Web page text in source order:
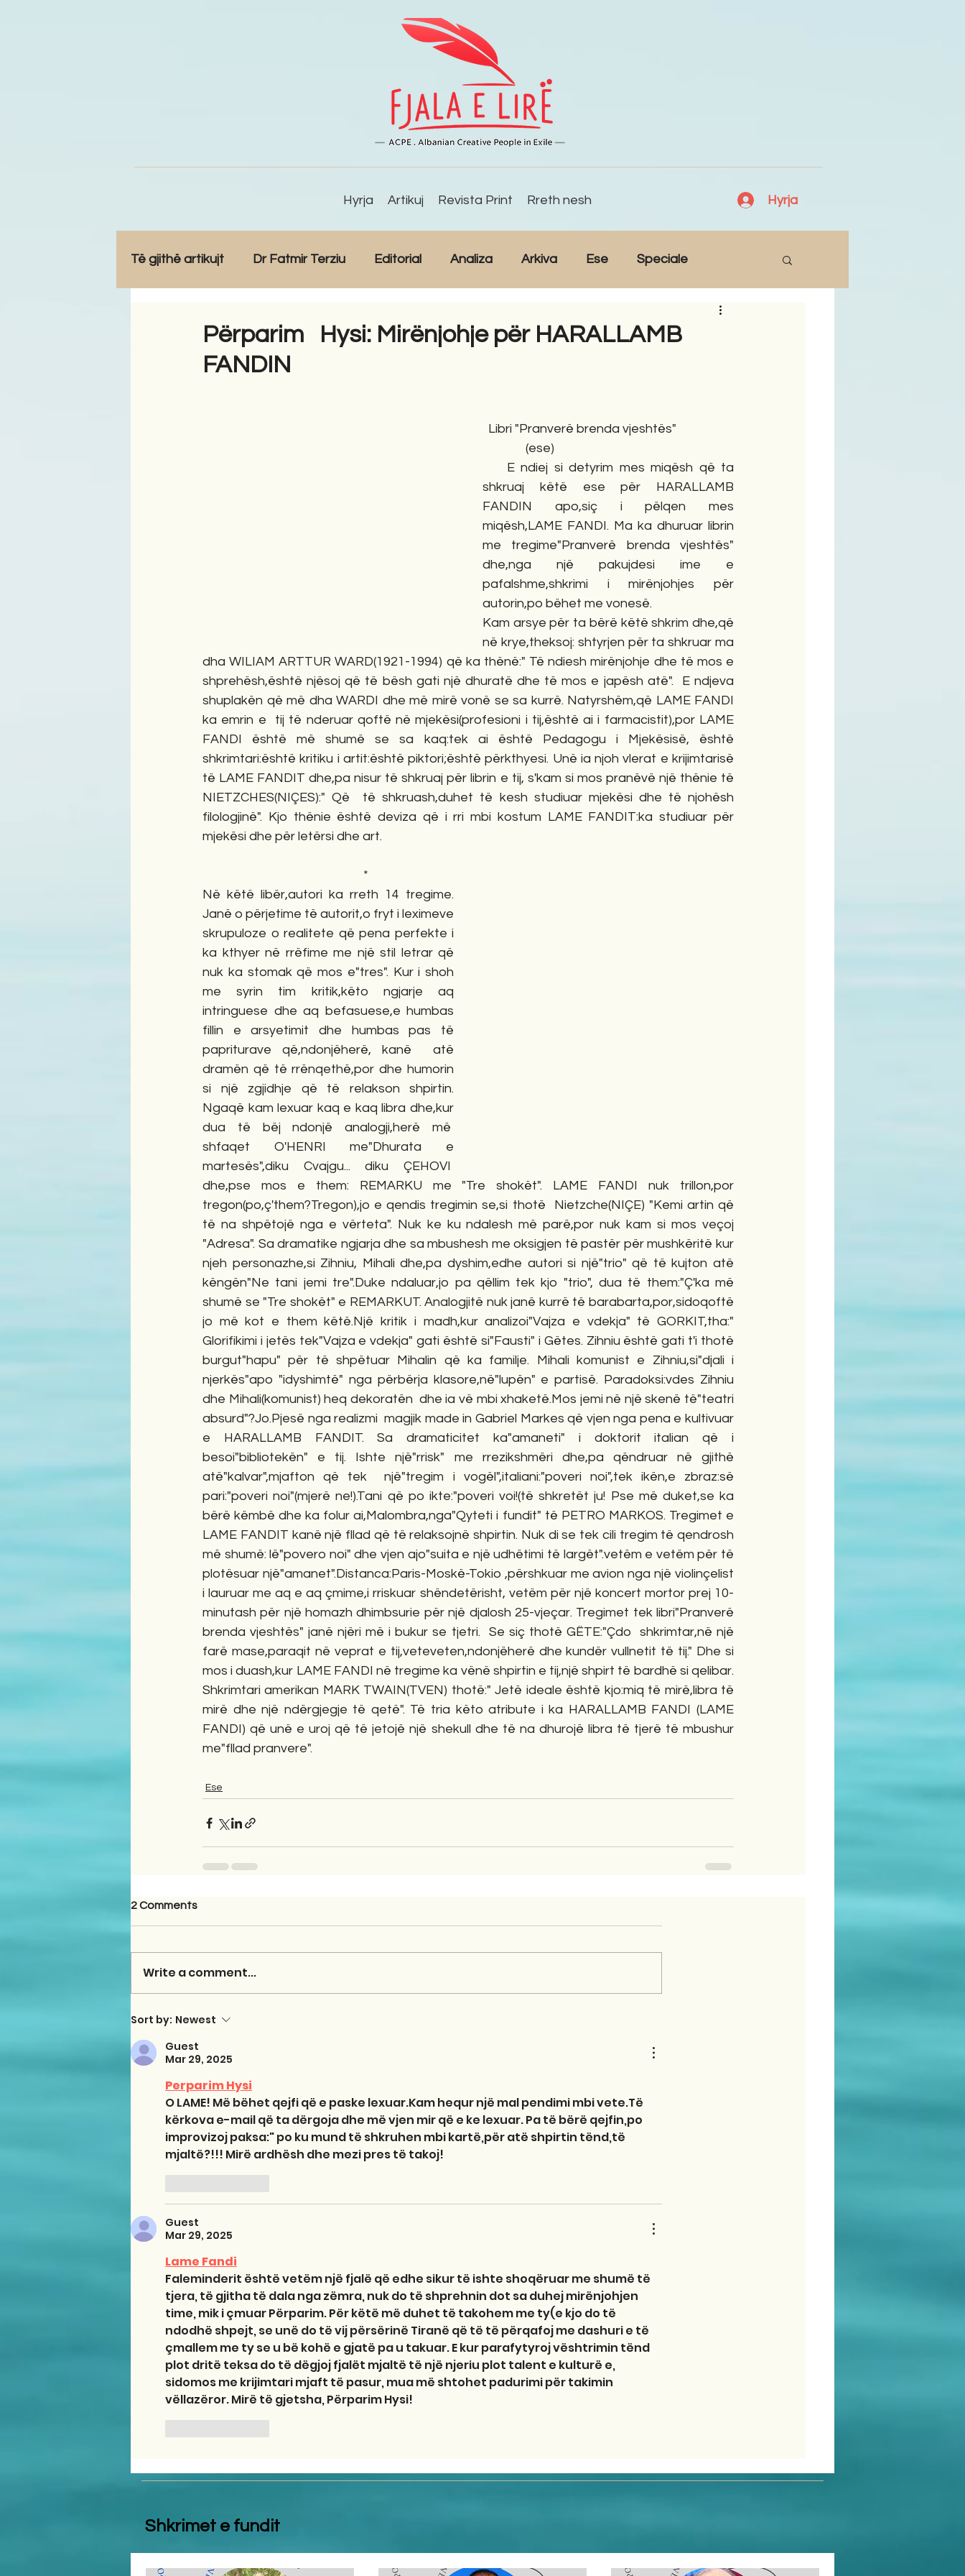
Hyrja Artikuj Revista Print Rreth nesh Hyrja
Të gjithë artikujt Dr Fatmir Terziu Editorial Analiza Arkiva Ese Speciale
Antologji Poezi
Përparim Hysi: Mirënjohje për HARALLAMB
FANDIN
Libri "Pranverë brenda vjeshtës"
(ese)
E ndiej si detyrim mes miqësh që ta
shkruaj këtë ese për HARALLAMB
FANDIN apo,siç i pëlqen mes
miqësh,LAME FANDI. Ma ka dhuruar librin
me tregime"Pranverë brenda vjeshtës"
dhe,nga një pakujdesi ime e
pafalshme,shkrimi i mirënjohjes për
autorin,po bëhet me vonesë.
Kam arsye për ta bërë këtë shkrim dhe,që
në krye,theksoj: shtyrjen për ta shkruar ma
dha WILIAM ARTTUR WARD(1921-1994) që ka thënë:" Të ndiesh mirënjohje dhe të mos e
shprehësh,është njësoj që të bësh gati një dhuratë dhe të mos e japësh atë".  E ndjeva
shuplakën që më dha WARDI dhe më mirë vonë se sa kurrë. Natyrshëm,që LAME FANDI
ka emrin e  tij të nderuar qoftë në mjekësi(profesioni i tij,është ai i farmacistit),por LAME
FANDI është më shumë se sa kaq:tek ai është Pedagogu i Mjekësisë, është
shkrimtari:është kritiku i artit:është piktori;është përkthyesi. Unë ia njoh vlerat e krijimtarisë
të LAME FANDIT dhe,pa nisur të shkruaj për librin e tij, s'kam si mos pranëvë një thënie të
NIETZCHES(NIÇES):" Që  të shkruash,duhet të kesh studiuar mjekësi dhe të njohësh
filologjinë". Kjo thënie është deviza që i rri mbi kostum LAME FANDIT:ka studiuar për
mjekësi dhe për letërsi dhe art.
*
Në këtë libër,autori ka rreth 14 tregime.
Janë o përjetime të autorit,o fryt i leximeve
skrupuloze o realitete që pena perfekte i
ka kthyer në rrëfime me një stil letrar që
nuk ka stomak që mos e"tres". Kur i shoh
me syrin tim kritik,këto ngjarje aq
intringuese dhe aq befasuese,e humbas
fillin e arsyetimit dhe humbas pas të
papriturave që,ndonjëherë, kanë  atë
dramën që të rrënqethë,por dhe humorin
si një zgjidhje që të relakson shpirtin.
Ngaqë kam lexuar kaq e kaq libra dhe,kur
dua të bëj ndonjë analogji,herë më
shfaqet O'HENRI me"Dhurata e
martesës",diku Cvajgu... diku ÇEHOVI
dhe,pse mos e them: REMARKU me "Tre shokët". LAME FANDI nuk trillon,por
tregon(po,ç'them?Tregon),jo e qendis tregimin se,si thotë  Nietzche(NIÇE) "Kemi artin që
të na shpëtojë nga e vërteta". Nuk ke ku ndalesh më parë,por nuk kam si mos veçoj
"Adresa". Sa dramatike ngjarja dhe sa mbushesh me oksigjen të pastër për mushkëritë kur
njeh personazhe,si Zihniu, Mihali dhe,pa dyshim,edhe autori si një"trio" që të kujton atë
këngën"Ne tani jemi tre".Duke ndaluar,jo pa qëllim tek kjo "trio", dua të them:"Ç'ka më
shumë se "Tre shokët" e REMARKUT. Analogjitë nuk janë kurrë të barabarta,por,sidoqoftë
jo më kot e them këtë.Një kritik i madh,kur analizoi"Vajza e vdekja" të GORKIT,tha:"
Glorifikimi i jetës tek"Vajza e vdekja" gati është si"Fausti" i Gëtes. Zihniu është gati t'i thotë
burgut"hapu" për të shpëtuar Mihalin që ka familje. Mihali komunist e Zihniu,si"djali i
njerkës"apo "idyshimtë" nga përbërja klasore,në"lupën" e partisë. Paradoksi:vdes Zihniu
dhe Mihali(komunist) heq dekoratën  dhe ia vë mbi xhaketë.Mos jemi në një skenë të"teatri
absurd"?Jo.Pjesë nga realizmi  magjik made in Gabriel Markes që vjen nga pena e kultivuar
e HARALLAMB FANDIT. Sa dramaticitet ka"amaneti" i doktorit italian që i
besoi"bibliotekën" e tij. Ishte një"rrisk" me rrezikshmëri dhe,pa qëndruar në gjithë
atë"kalvar",mjafton që tek  një"tregim i vogël",italiani:"poveri noi",tek ikën,e zbraz:së
pari:"poveri noi"(mjerë ne!).Tani që po ikte:"poveri voi!(të shkretët ju! Pse më duket,se ka
bërë këmbë dhe ka folur ai,Malombra,nga"Qyteti i fundit" të PETRO MARKOS. Tregimet e
LAME FANDIT kanë një fllad që të relaksojnë shpirtin. Nuk di se tek cili tregim të qendrosh
më shumë: lë"povero noi" dhe vjen ajo"suita e një udhëtimi të largët".vetëm e vetëm për të
plotësuar një"amanet".Distanca:Paris-Moskë-Tokio ,përshkuar me avion nga një violinçelist
i lauruar me aq e aq çmime,i rriskuar shëndetërisht, vetëm për një koncert mortor prej 10-
minutash për një homazh dhimbsurie për një djalosh 25-vjeçar. Tregimet tek libri"Pranverë
brenda vjeshtës" janë njëri më i bukur se tjetri.  Se siç thotë GËTE:"Çdo  shkrimtar,në një
farë mase,paraqit në veprat e tij,veteveten,ndonjëherë dhe kundër vullnetit të tij." Dhe si
mos i duash,kur LAME FANDI në tregime ka vënë shpirtin e tij,një shpirt të bardhë si qelibar.
Shkrimtari amerikan MARK TWAIN(TVEN) thotë:" Jetë ideale është kjo:miq të mirë,libra të
mirë dhe një ndërgjegje të qetë". Të tria këto atribute i ka HARALLAMB FANDI (LAME
FANDI) që unë e uroj që të jetojë një shekull dhe të na dhurojë libra të tjerë të mbushur
me"fllad pranvere".
Ese
2 Comments
Write a comment...
Sort by: Newest
Guest
Mar 29, 2025
Perparim Hysi
O LAME! Më bëhet qejfi që e paske lexuar.Kam hequr një mal pendimi mbi vete.Të
kërkova e-mail që ta dërgoja dhe më vjen mir që e ke lexuar. Pa të bërë qejfin,po
improvizoj paksa:" po ku mund të shkruhen mbi kartë,për atë shpirtin tënd,të
mjaltë?!!! Mirë ardhësh dhe mezi pres të takoj!
Guest
Mar 29, 2025
Lame Fandi
Faleminderit është vetëm një fjalë që edhe sikur të ishte shoqëruar me shumë të
tjera, të gjitha të dala nga zëmra, nuk do të shprehnin dot sa duhej mirënjohjen
time, mik i çmuar Përparim. Për këtë më duhet të takohem me ty(e kjo do të
ndodhë shpejt, se unë do të vij përsërinë Tiranë që të të përqafoj me dashuri e të
çmallem me ty se u bë kohë e gjatë pa u takuar. E kur parafytyroj vështrimin tënd
plot dritë teksa do të dëgjoj fjalët mjaltë të një njeriu plot talent e kulturë e,
sidomos me krijimtari mjaft të pasur, mua më shtohet padurimi për takimin
vëllazëror. Mirë të gjetsha, Përparim Hysi!
Shkrimet e fundit